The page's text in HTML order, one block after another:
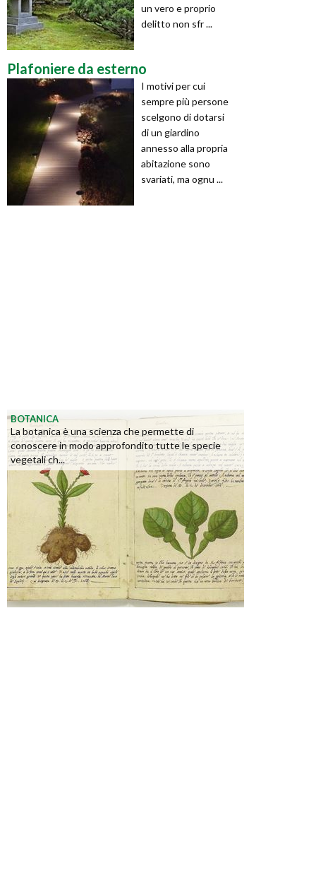
un vero e proprio
delitto non sfr ...
Plafoniere da esterno
I motivi per cui
sempre più persone
scelgono di dotarsi
di un giardino
annesso alla propria
abitazione sono
svariati, ma ognu ...
BOTANICA
La botanica è una scienza che permette di
conoscere in modo approfondito tutte le specie
vegetali ch...